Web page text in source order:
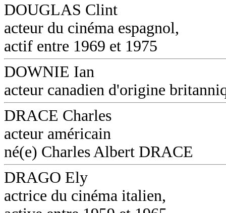
DOUGLAS Clint
acteur du cinéma espagnol,
actif entre 1969 et 1975
DOWNIE Ian
acteur canadien d'origine
DRACE Charles
acteur américain
né(e) Charles Albert DRACE
DRAGO Ely
actrice du cinéma italien,